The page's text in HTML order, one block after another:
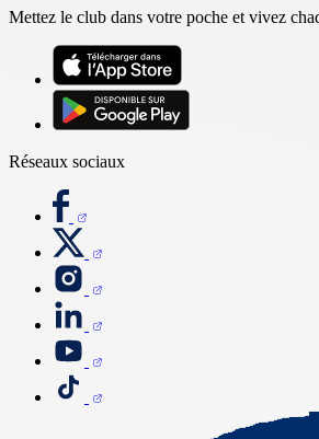
Mettez le club dans votre poche et vivez
Réseaux sociaux